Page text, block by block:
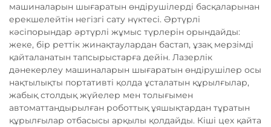
машиналарын шығаратын өндірушілерді басқаларынан
ерекшелейтін негізгі сату нүктесі. Әртүрлі
кәсіпорындар әртүрлі жұмыс түрлерін орындайды:
жеке, бір реттік жинақтаулардан бастап, ұзақ мерзімді
қайталанатын тапсырыстарға дейін. Лазерлік
дәнекерлеу машиналарын шығаратын өндірушілер осы
нақтылықты портативті қолда ұсталатын құрылғылар,
жабық столдық жүйелер мен толығымен
автоматтандырылған роботтық ұяшықтардан тұратын
құрылғылар отбасысы арқылы қолдайды. Кіші цех қайта